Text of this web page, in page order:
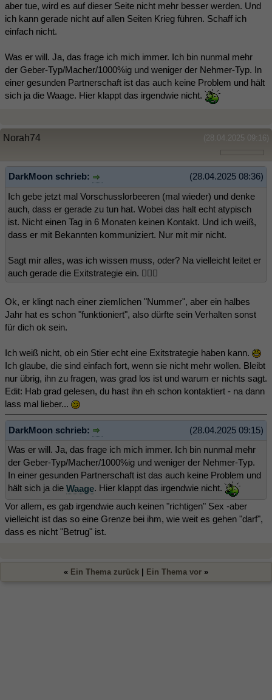
aber tue, wird es auf dieser Seite nicht mehr besser werden. Und
ich kann gerade nicht auf allen Seiten Krieg führen. Schaff ich
einfach nicht.
Was er will. Ja, das frage ich mich immer. Ich bin nunmal mehr
der Geber-Typ/Macher/1000%ig und weniger der Nehmer-Typ. In
einer gesunden Partnerschaft ist das auch keine Problem und hält
sich ja die Waage. Hier klappt das irgendwie nicht.
(28.04.2025 09:16)
Norah74
(28.04.2025 08:36)
DarkMoon schrieb:
Ich gebe jetzt mal Vorschusslorbeeren (mal wieder) und denke
auch, dass er gerade zu tun hat. Wobei das halt echt atypisch
ist. Nicht einen Tag in 6 Monaten keinen Kontakt. Und ich weiß,
dass er mit Bekannten kommuniziert. Nur mit mir nicht.
Sagt mir alles, was ich wissen muss, oder? Na vielleicht leitet er
auch gerade die Exitstrategie ein. 🤷🏻‍♀️
Ok, er klingt nach einer ziemlichen "Nummer", aber ein halbes
Jahr hat es schon "funktioniert", also dürfte sein Verhalten sonst
für dich ok sein.
Ich weiß nicht, ob ein Stier echt eine Exitstrategie haben kann.
Ich glaube, die sind einfach fort, wenn sie nicht mehr wollen. Bleibt
nur übrig, ihn zu fragen, was grad los ist und warum er nichts sagt.
Edit: Hab grad gelesen, du hast ihn eh schon kontaktiert - na dann
lass mal lieber...
(28.04.2025 09:15)
DarkMoon schrieb:
Was er will. Ja, das frage ich mich immer. Ich bin nunmal mehr
der Geber-Typ/Macher/1000%ig und weniger der Nehmer-Typ.
In einer gesunden Partnerschaft ist das auch keine Problem und
hält sich ja die Waage. Hier klappt das irgendwie nicht.
Vor allem, es gab irgendwie auch keinen "richtigen" Sex -aber
vielleicht ist das so eine Grenze bei ihm, wie weit es gehen "darf",
dass es nicht "Betrug" ist.
« Ein Thema zurück Ein Thema vor »